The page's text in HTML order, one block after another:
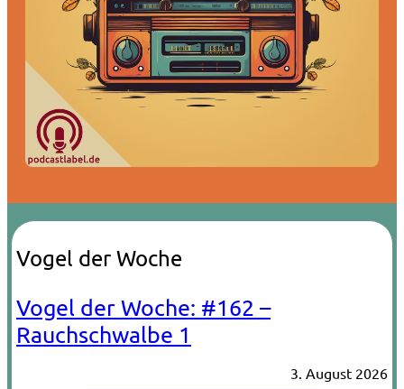
Vogel der Woche
Vogel der Woche: #162 –
Rauchschwalbe 1
3. August 2026